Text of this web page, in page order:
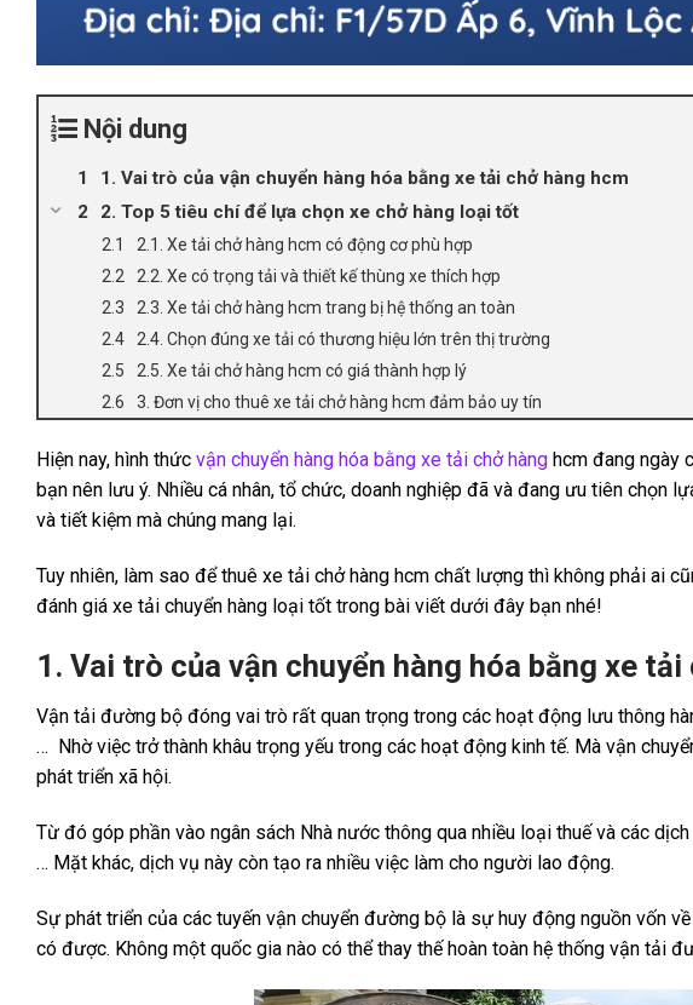
Nội dung
1. Vai trò của vận chuyển hàng hóa bằng xe tải chở hàng hcm
2. Top 5 tiêu chí để lựa chọn xe chở hàng loại tốt
2.1. Xe tải chở hàng hcm có động cơ phù hợp
2.2. Xe có trọng tải và thiết kế thùng xe thích hợp
2.3. Xe tải chở hàng hcm trang bị hệ thống an toàn
2.4. Chọn đúng xe tải có thương hiệu lớn trên thị trường
2.5. Xe tải chở hàng hcm có giá thành hợp lý
3. Đơn vị cho thuê xe tải chở hàng hcm đảm bảo uy tín
Hiện nay, hình thức vận chuyển hàng hóa bằng xe tải chở hàng hcm đang ngày
bạn nên lưu ý. Nhiều cá nhân, tổ chức, doanh nghiệp đã và đang ưu tiên chọn
và tiết kiệm mà chúng mang lại.
Tuy nhiên, làm sao để thuê xe tải chở hàng hcm chất lượng thì không phải ai
đánh giá xe tải chuyển hàng loại tốt trong bài viết dưới đây bạn nhé!
1. Vai trò của vận chuyển hàng hóa bằng xe
Vận tải đường bộ đóng vai trò rất quan trọng trong các hoạt động lưu thông
… Nhờ việc trở thành khâu trọng yếu trong các hoạt động kinh tế. Mà vận
phát triển xã hội.
Từ đó góp phần vào ngân sách Nhà nước thông qua nhiều loại thuế và các
… Mặt khác, dịch vụ này còn tạo ra nhiều việc làm cho người lao động.
Sự phát triển của các tuyến vận chuyển đường bộ là sự huy động nguồn vốn
có được. Không một quốc gia nào có thể thay thế hoàn toàn hệ thống vận tải